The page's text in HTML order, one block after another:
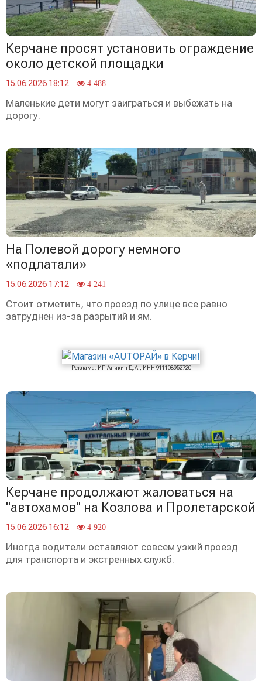
Керчане просят установить ограждение
около детской площадки
15.06.2026 18:12 4 488
Маленькие дети могут заиграться и выбежать на
дорогу.
На Полевой дорогу немного
«подлатали»
15.06.2026 17:12 4 241
Стоит отметить, что проезд по улице все равно
затруднен из-за разрытий и ям.
Реклама: ИП Аникин Д.А., ИНН 911108952720
Керчане продолжают жаловаться на
"автохамов" на Козлова и Пролетарской
15.06.2026 16:12 4 920
Иногда водители оставляют совсем узкий проезд
для транспорта и экстренных служб.